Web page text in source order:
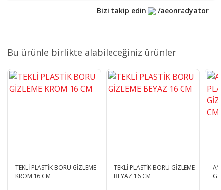
Bizi takip edin /aeonradyator
Bu ürünle birlikte alabileceğiniz ürünler
TEKLİ PLASTİK BORU GİZLEME
KROM 16 CM
TEKLİ PLASTİK BORU GİZLEME
BEYAZ 16 CM